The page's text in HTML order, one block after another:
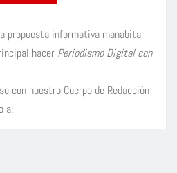
propuesta informativa manabita
hacer Periodismo Digital con
con nuestro Cuerpo de Redacción
a: